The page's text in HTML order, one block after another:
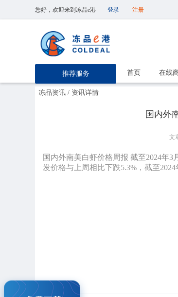
您好，欢迎来到冻品e港 登录 注册
推荐服务 首页 在线
冻品资讯 / 资讯详情
国内外
文
国内外南美白虾价格周报 截至2024年
发价格与上周相比下跌5.3%，截至